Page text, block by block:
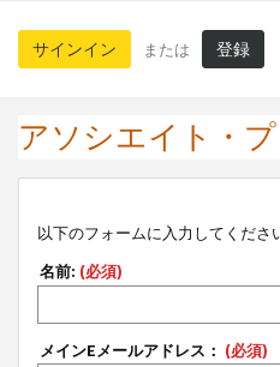
サインイン または 登録
アソシエイト・
以下のフォームに入力してくだ
名前: (必須)
メインEメールアドレス： (必須)